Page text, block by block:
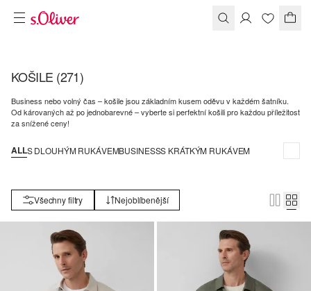
KOŠILE (271)
Business nebo volný čas – košile jsou základním kusem oděvu v každém šatníku.
Od károvaných až po jednobarevné – vyberte si perfektní košili pro každou příležitost
za snížené ceny!
ALLS DLOUHÝM RUKÁVEMBUSINESSS KRÁTKÝM RUKÁVEM
Všechny filtry Nejoblíbenější